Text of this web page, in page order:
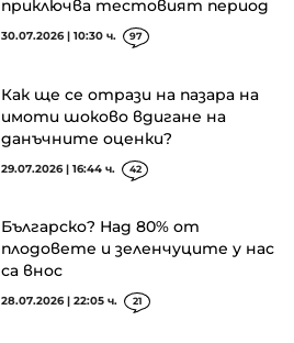
приключва тестовият период
30.07.2026 | 10:30 ч. 97
Как ще се отрази на пазара на
имоти шоково вдигане на
данъчните оценки?
29.07.2026 | 16:44 ч. 42
Българско? Над 80% от
плодовете и зеленчуците у нас
са внос
28.07.2026 | 22:05 ч. 21